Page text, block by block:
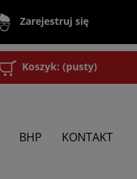
Zarejestruj się
Koszyk: (pusty)
BHP KONTAKT